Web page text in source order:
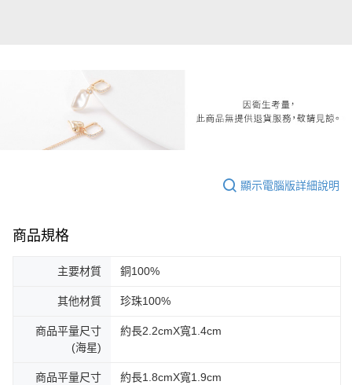
顯示電腦版詳細說明
商品規格
主要材質 銅100%
其他材質 珍珠100%
商品平量尺寸
(海星)
約長2.2cmX寬1.4cm
商品平量尺寸
約長1.8cmX寬1.9cm